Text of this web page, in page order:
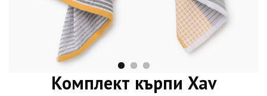
Комплект кърпи Xav